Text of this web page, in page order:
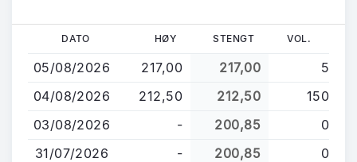
hovedinnhold
DATO HØY STENGT VOL.
05/08/2026 217,00 217,00
5
04/08/2026
212,50 212,50
150
03/08/2026
- 200,85
0
31/07/2026
- 200,85
0